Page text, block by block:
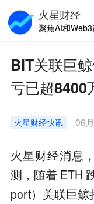
BIT关联巨
亏已超8400
火星财经快讯 06
火星财经消息
测，随着 ETH
port）关联巨鲸
火星财经
聚焦AI和